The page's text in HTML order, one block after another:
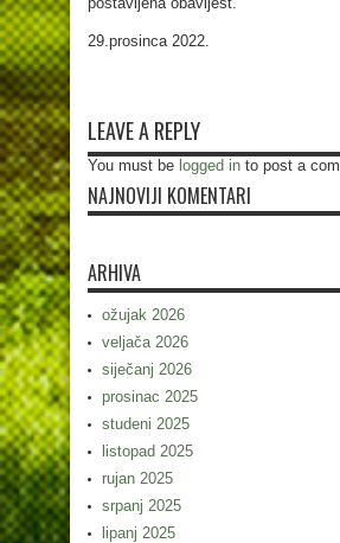
29.prosinca 2022.
LEAVE A REPLY
You must be logged in to post a
NAJNOVIJI KOMENTARI
ARHIVA
ožujak 2026
veljača 2026
siječanj 2026
prosinac 2025
studeni 2025
listopad 2025
rujan 2025
srpanj 2025
lipanj 2025